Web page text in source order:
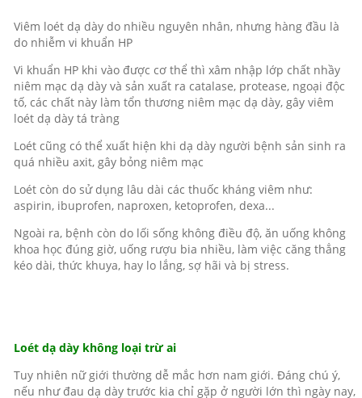
Viêm loét dạ dày do nhiều nguyên nhân, nhưng hàng đầu là
do nhiễm vi khuẩn HP
Vi khuẩn HP khi vào được cơ thể thì xâm nhập lớp chất nhầy
niêm mạc dạ dày và sản xuất ra catalase, protease, ngoại độc
tố, các chất này làm tổn thương niêm mạc dạ dày, gây viêm
loét dạ dày tá tràng
Loét cũng có thể xuất hiện khi dạ dày người bệnh sản sinh ra
quá nhiều axit, gây bỏng niêm mạc
Loét còn do sử dụng lâu dài các thuốc kháng viêm như:
aspirin, ibuprofen, naproxen, ketoprofen, dexa...
Ngoài ra, bệnh còn do lối sống không điều độ, ăn uống không
khoa học đúng giờ, uống rượu bia nhiều, làm việc căng thẳng
kéo dài, thức khuya, hay lo lắng, sợ hãi và bị stress.
Loét dạ dày không loại trừ ai
Tuy nhiên nữ giới thường dễ mắc hơn nam giới. Đáng chú ý,
nếu như đau dạ dày trước kia chỉ gặp ở người lớn thì ngày nay,